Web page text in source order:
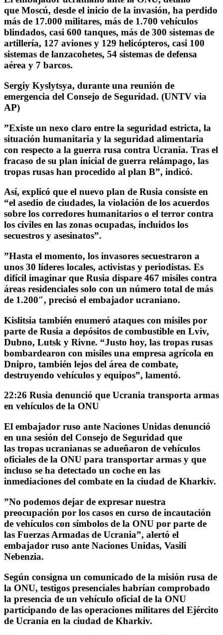
que Moscú, desde el inicio de la invasión, ha perdido
más de 17.000 militares, más de 1.700 vehículos
blindados, casi 600 tanques, más de 300 sistemas de
artillería, 127 aviones y 129 helicópteros, casi 100
sistemas de lanzacohetes, 54 sistemas de defensa
aérea y 7 barcos.
Sergiy Kyslytsya, durante una reunión de
emergencia del Consejo de Seguridad. (UNTV via
AP)
”Existe un nexo claro entre la seguridad estricta, la
situación humanitaria y la seguridad alimentaria
con respecto a la guerra rusa contra Ucrania. Tras el
fracaso de su plan inicial de guerra relámpago, las
tropas rusas han procedido al plan B”, indicó.
Así, explicó que el nuevo plan de Rusia consiste en
“el asedio de ciudades, la violación de los acuerdos
sobre los corredores humanitarios o el terror contra
los civiles en las zonas ocupadas, incluidos los
secuestros y asesinatos”.
”Hasta el momento, los invasores secuestraron a
unos 30 líderes locales, activistas y periodistas. Es
difícil imaginar que Rusia dispare 467 misiles contra
áreas residenciales solo con un número total de más
de 1.200″, precisó el embajador ucraniano.
Kislitsia también enumeró ataques con misiles por
parte de Rusia a depósitos de combustible en Lviv,
Dubno, Lutsk y Rivne. “Justo hoy, las tropas rusas
bombardearon con misiles una empresa agrícola en
Dnipro, también lejos del área de combate,
destruyendo vehículos y equipos”, lamentó.
22:26 Rusia denunció que Ucrania transporta armas
en vehículos de la ONU
El embajador ruso ante Naciones Unidas denunció
en una sesión del Consejo de Seguridad que
las tropas ucranianas se adueñaron de vehículos
oficiales de la ONU para transportar armas y que
incluso se ha detectado un coche en las
inmediaciones del combate en la ciudad de Kharkiv.
”No podemos dejar de expresar nuestra
preocupación por los casos en curso de incautación
de vehículos con símbolos de la ONU por parte de
las Fuerzas Armadas de Ucrania”, alertó el
embajador ruso ante Naciones Unidas, Vasili
Nebenzia.
Según consigna un comunicado de la misión rusa de
la ONU, testigos presenciales habrían comprobado
la presencia de un vehículo oficial de la ONU
participando de las operaciones militares del Ejército
de Ucrania en la ciudad de Kharkiv.